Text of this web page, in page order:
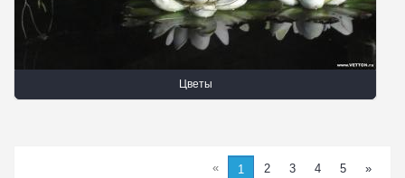
Цветы
« 1 2 3 4 5 »